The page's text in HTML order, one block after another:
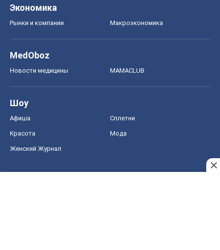
Экономика
Рынки и компании Mакроэкономика
MedOboz
Новости медицины MAMACLUB
Шоу
Афиша Сплетни
Красота Мода
Женский Журнал